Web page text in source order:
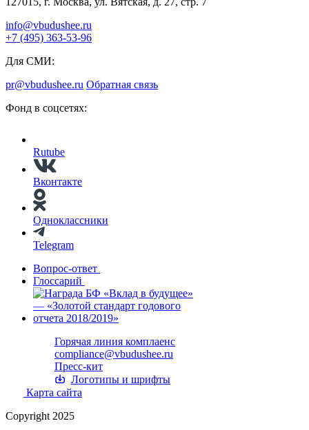
info@vbudushee.ru
+7 (495) 363-53-96
Для СМИ:
pr@vbudushee.ru Обратная связь
Фонд в соцсетях:
Rutube
Вконтакте
Одноклассники
Telegram
Вопрос-ответ
Глоссарий
Горячая линия комплаенс
compliance@vbudushee.ru
Пресс-кит
Логотипы и шрифты
Карта сайта
Copyright 2025